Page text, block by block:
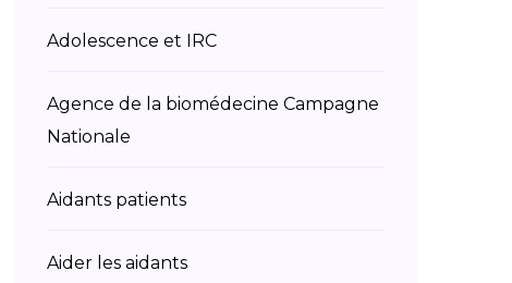
Adolescence et IRC
Agence de la biomédecine Campagne
Nationale
Aidants patients
Aider les aidants